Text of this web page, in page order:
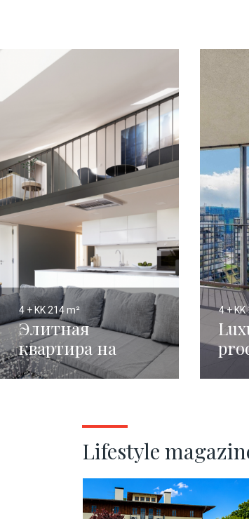
4 + KK214 m²
Элитная
квартира на
Петровской
4 + KK
Lifestyle